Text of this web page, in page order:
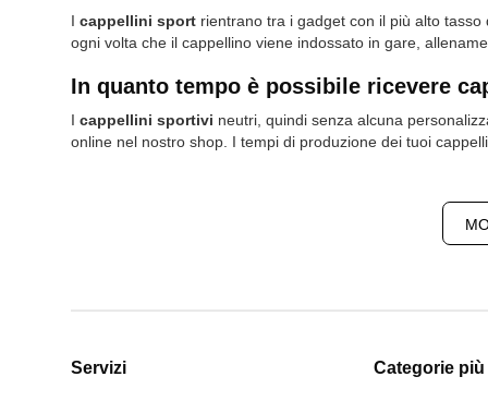
I cappellini sport rientrano tra i gadget con il più alto
ogni volta che il cappellino viene indossato in gare,
In quanto tempo è possibile ricevere
I cappellini sportivi neutri, quindi senza alcuna
online nel nostro shop. I tempi di produzione dei tuoi
Servizi Categorie